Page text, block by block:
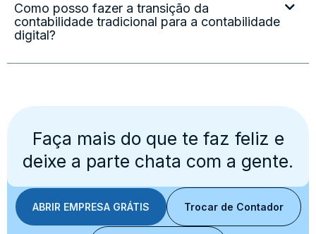
Como posso fazer a transição da
contabilidade tradicional para a contabilidade
digital?
Faça mais do que te faz feliz e
deixe a parte chata com a gente.
ABRIR EMPRESA GRÁTIS Trocar de Contador